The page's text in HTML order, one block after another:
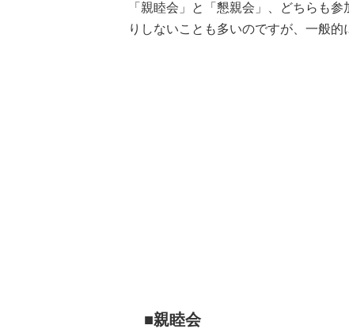
「親睦会」と「懇親会」、どちらも
りしないことも多いのですが、一般的
親睦会